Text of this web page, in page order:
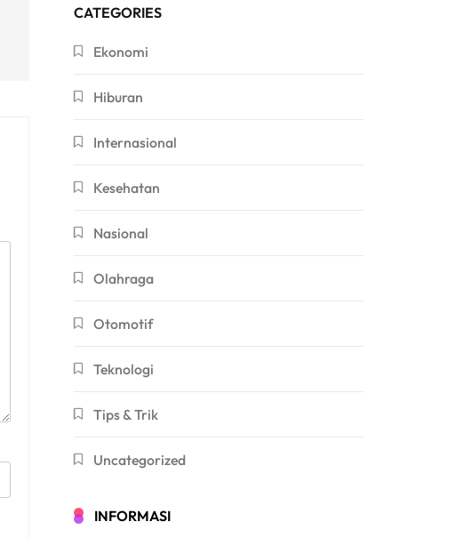
CATEGORIES
Ekonomi
Hiburan
Internasional
Kesehatan
Nasional
Olahraga
Otomotif
Teknologi
Tips & Trik
Uncategorized
INFORMASI